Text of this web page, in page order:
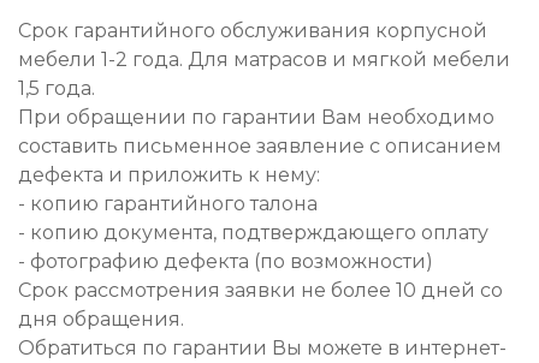
Срок гарантийного обслуживания корпусной
мебели 1-2 года. Для матрасов и мягкой мебели
1,5 года.
При обращении по гарантии Вам необходимо
составить письменное заявление с описанием
дефекта и приложить к нему:
- копию гарантийного талона
- копию документа, подтверждающего оплату
- фотографию дефекта (по возможности)
Срок рассмотрения заявки не более 10 дней со
дня обращения.
Обратиться по гарантии Вы можете в интернет-